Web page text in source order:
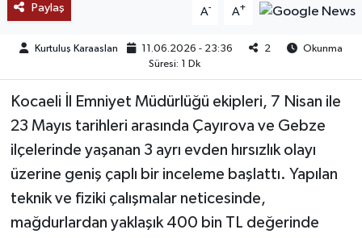
Paylaş A- A+
Kurtuluş Karaaslan 11.06.2026 - 23:36 2
Okunma
Süresi: 1 Dk
Kocaeli İl Emniyet Müdürlüğü ekipleri, 7 Nisan ile
23 Mayıs tarihleri arasında Çayırova ve Gebze
ilçelerinde yaşanan 3 ayrı evden hırsızlık olayı
üzerine geniş çaplı bir inceleme başlattı. Yapılan
teknik ve fiziki çalışmalar neticesinde,
mağdurlardan yaklaşık 400 bin TL değerinde
OTOMOTİV
TEKNOLOJİ
YAŞAM
KÜLTÜR SANAT